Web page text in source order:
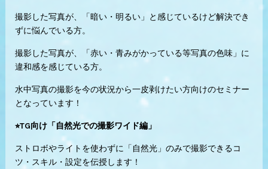
撮影した写真が、「暗い・明るい」と感じているけど解決でき
ずに悩んでいる方。
撮影した写真が、「赤い・青みがかっている等写真の色味」に
違和感を感じている方。
水中写真の撮影を今の状況から一皮剥けたい方向けのセミナー
となっています！
⭐︎TG向け「自然光での撮影ワイド編」
ストロボやライトを使わずに「自然光」のみで撮影できるコ
ツ・スキル・設定を伝授します！